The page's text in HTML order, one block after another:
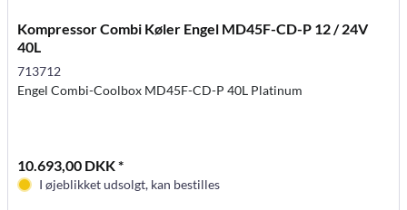
Kompressor Combi Køler Engel MD45F-CD-P 12 / 24V
40L
713712
Engel Combi-Coolbox MD45F-CD-P 40L Platinum
10.693,00 DKK *
I øjeblikket udsolgt, kan bestilles